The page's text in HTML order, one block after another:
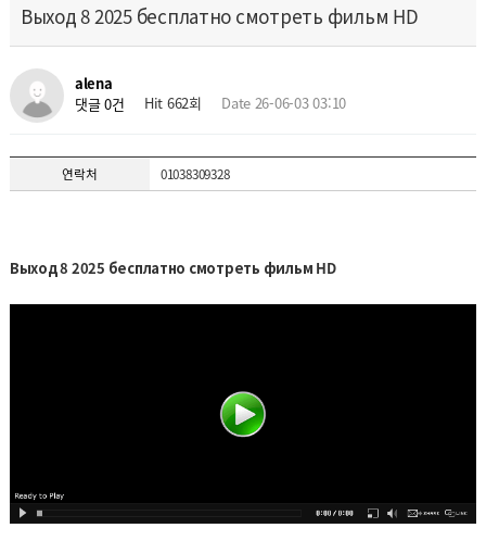
Выход 8 2025 бесплатно смотреть фильм HD
alena
댓글 0건
Hit 662회 Date 26-06-03 03:10
연락처 01038309328
Выход 8 2025 бесплатно смотреть фильм HD